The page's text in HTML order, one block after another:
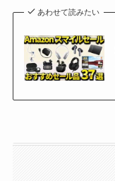
あわせて読みたい